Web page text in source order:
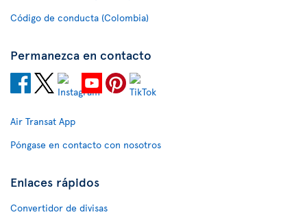
Código de conducta (Colombia)
Permanezca en contacto
Air Transat App
Póngase en contacto con nosotros
Enlaces rápidos
Convertidor de divisas